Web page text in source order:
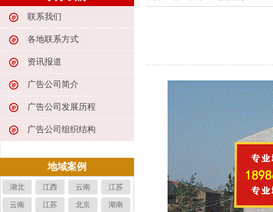
联系我们
各地联系方式
资讯报道
广告公司简介
广告公司发展历程
广告公司组织结构
地域案例
湖北 江西 云南 江苏
云南 江苏 北京 湖南